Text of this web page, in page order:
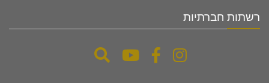
רשתות חברתיות